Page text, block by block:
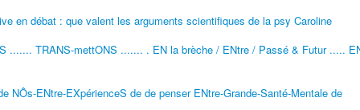
en débat : que valent les arguments scientifiques de la psy Caroline
....... TRANS-mettONS ....... . EN la brèche / ENtre / Passé & Futur .....
NÔs-ENtre-EXpérienceS de de penser ENtre-Grande-Santé-Mentale de